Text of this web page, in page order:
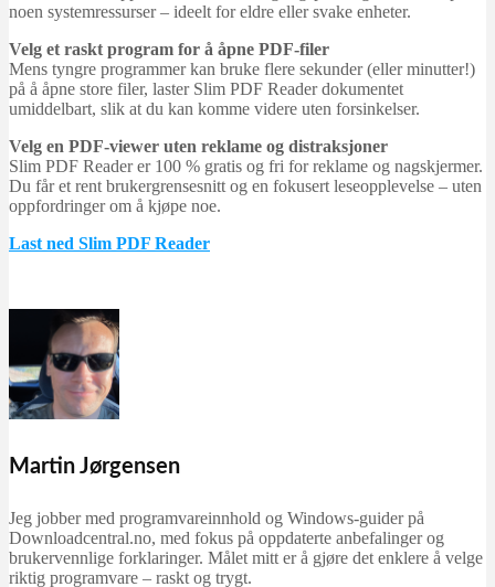
noen systemressurser – ideelt for eldre eller svake enheter.
Velg et raskt program for å åpne PDF-filer
Mens tyngre programmer kan bruke flere sekunder (eller minutter!)
på å åpne store filer, laster Slim PDF Reader dokumentet
umiddelbart, slik at du kan komme videre uten forsinkelser.
Velg en PDF-viewer uten reklame og distraksjoner
Slim PDF Reader er 100 % gratis og fri for reklame og nagskjermer.
Du får et rent brukergrensesnitt og en fokusert leseopplevelse – uten
oppfordringer om å kjøpe noe.
Last ned Slim PDF Reader
Martin Jørgensen
Jeg jobber med programvareinnhold og Windows-guider på
Downloadcentral.no, med fokus på oppdaterte anbefalinger og
brukervennlige forklaringer. Målet mitt er å gjøre det enklere å velge
riktig programvare – raskt og trygt.